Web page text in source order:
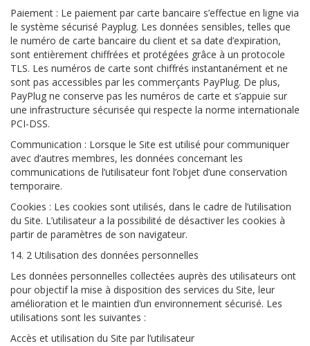
Paiement : Le paiement par carte bancaire s’effectue en ligne via
le système sécurisé Payplug. Les données sensibles, telles que
le numéro de carte bancaire du client et sa date d’expiration,
sont entièrement chiffrées et protégées grâce à un protocole
TLS. Les numéros de carte sont chiffrés instantanément et ne
sont pas accessibles par les commerçants PayPlug. De plus,
PayPlug ne conserve pas les numéros de carte et s’appuie sur
une infrastructure sécurisée qui respecte la norme internationale
PCI-DSS.
Communication : Lorsque le Site est utilisé pour communiquer
avec d’autres membres, les données concernant les
communications de l’utilisateur font l’objet d’une conservation
temporaire.
Cookies : Les cookies sont utilisés, dans le cadre de l’utilisation
du Site. L’utilisateur a la possibilité de désactiver les cookies à
partir de paramètres de son navigateur.
14. 2 Utilisation des données personnelles
Les données personnelles collectées auprès des utilisateurs ont
pour objectif la mise à disposition des services du Site, leur
amélioration et le maintien d’un environnement sécurisé. Les
utilisations sont les suivantes :
Accès et utilisation du Site par l’utilisateur